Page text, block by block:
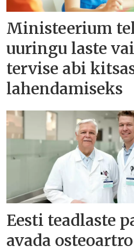
Ministeerium
uuringu laste
tervise abi
lahendamiseks
Eesti teadlaste
avada